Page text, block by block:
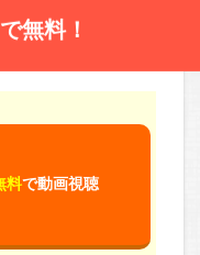
無料！
料で動画視聴